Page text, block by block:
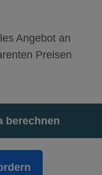
Angebot an
Preisen
berechnen